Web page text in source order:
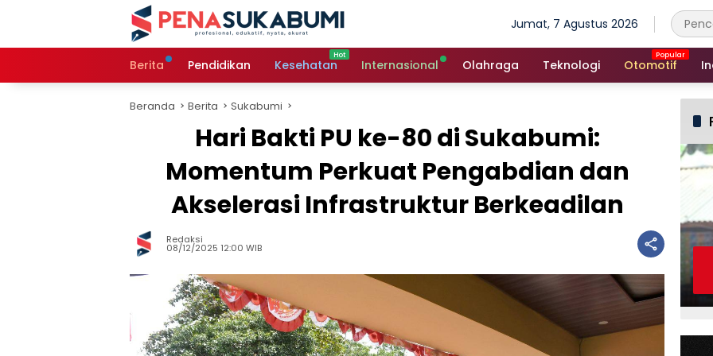
Jumat, 7 Agustus 2026
Berita Pendidikan Kesehatan Internasional Olahraga Teknologi Otomotif
Beranda Berita Sukabumi
Hari Bakti PU ke-80 di Sukabumi:
Momentum Perkuat Pengabdian dan
Akselerasi Infrastruktur Berkeadilan
Redaksi
08/12/2025 12:00 WIB